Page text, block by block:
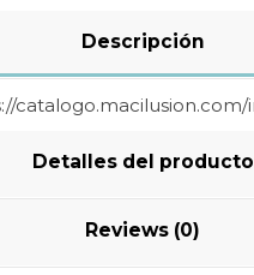
Descripción
Detalles del producto
Reviews (0)